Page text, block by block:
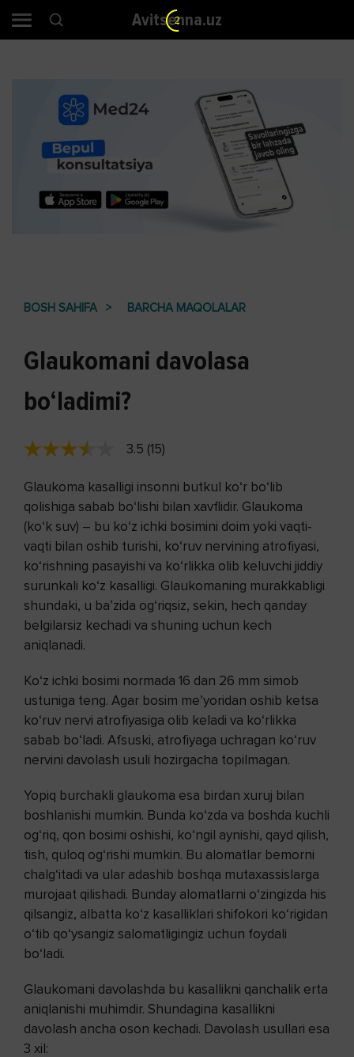
Avitsenna.uz
BOSH SAHIFA BARCHA MAQOLALAR
Glaukomani davolasa
bo‘ladimi?
3.5 (15)
Glaukoma kasalligi insonni butkul ko‘r bo‘lib
qolishiga sabab bo‘lishi bilan xavflidir. Glaukoma
(ko‘k suv) – bu ko‘z ichki bosimini doim yoki vaqti-
vaqti bilan oshib turishi, ko‘ruv nervining atrofiyasi,
ko‘rishning pasayishi va ko‘rlikka olib keluvchi jiddiy
surunkali ko‘z kasalligi. Glaukomaning murakkabligi
shundaki, u ba’zida og‘riqsiz, sekin, hech qanday
belgilarsiz kechadi va shuning uchun kech
aniqlanadi.
Ko‘z ichki bosimi normada 16 dan 26 mm simob
ustuniga teng. Agar bosim me’yoridan oshib ketsa
ko‘ruv nervi atrofiyasiga olib keladi va ko‘rlikka
sabab bo‘ladi. Afsuski, atrofiyaga uchragan ko‘ruv
nervini davolash usuli hozirgacha topilmagan.
Yopiq burchakli glaukoma esa birdan xuruj bilan
boshlanishi mumkin. Bunda ko‘zda va boshda kuchli
og‘riq, qon bosimi oshishi, ko‘ngil aynishi, qayd qilish,
tish, quloq og‘rishi mumkin. Bu alomatlar bemorni
chalg‘itadi va ular adashib boshqa mutaxassislarga
murojaat qilishadi. Bunday alomatlarni o‘zingizda his
qilsangiz, albatta ko‘z kasalliklari shifokori ko‘rigidan
o‘tib qo‘ysangiz salomatligingiz uchun foydali
bo‘ladi.
Glaukomani davolashda bu kasallikni qanchalik erta
aniqlanishi muhimdir. Shundagina kasallikni
davolash ancha oson kechadi. Davolash usullari esa
3 xil:
1